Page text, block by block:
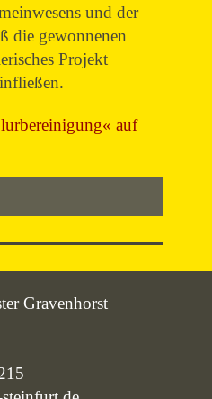
und der
die gewonnenen
Projekt
auf
Gravenhorst